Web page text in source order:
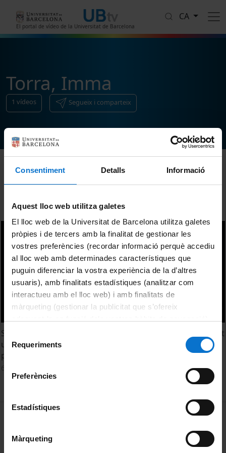
Consentiment Detalls Informació
Aquest lloc web utilitza galetes
El lloc web de la Universitat de Barcelona utilitza galetes
pròpies i de tercers amb la finalitat de gestionar les
vostres preferències (recordar informació perquè accediu
al lloc web amb determinades característiques que
puguin diferenciar la vostra experiència de la d’altres
usuaris), amb finalitats estadístiques (analitzar com
interactueu amb el lloc web) i amb finalitats de
màrqueting (gestionar la publicitat que s’ofereix
consultar laPolítica de galetes del lloc web de la
Selecció
de
consentiment
Requeriments
Preferències
Estadístiques
Màrqueting
El portal de vídeo de la Universitat de Barcelona
CA
Torra, Imma
1 vídeos Segueix i comparteix
Simposi 'Competències docents i formació del professorat
universitari. Un treball conjunt en el si de la universitat
pública catalana'
MENÚ PEU 1